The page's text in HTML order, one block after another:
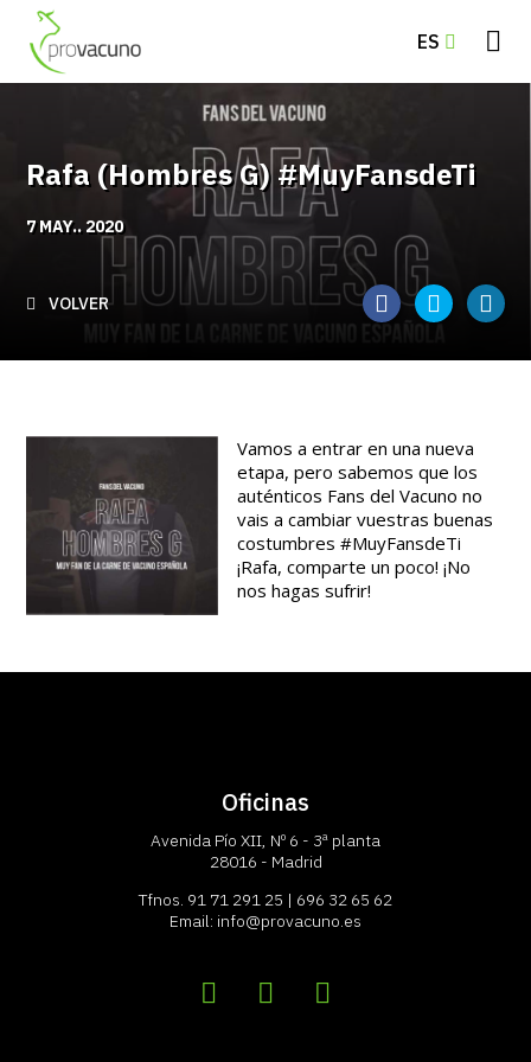
ES
Rafa (Hombres G) #MuyFansdeTi
7 MAY.. 2020
VOLVER
Vamos a entrar en una nueva
etapa, pero sabemos que los
auténticos Fans del Vacuno no
vais a cambiar vuestras buenas
costumbres #MuyFansdeTi
¡Rafa, comparte un poco! ¡No
nos hagas sufrir!
Oficinas
Avenida Pío XII, Nº 6 - 3ª planta
28016 - Madrid
Tfnos. 91 71 291 25 | 696 32 65 62
Email: info@provacuno.es